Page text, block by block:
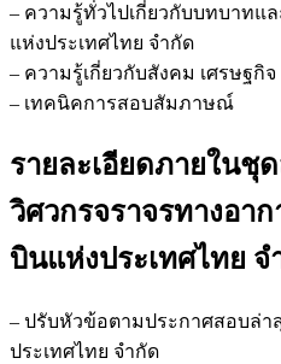
– ความรู้ทั่วไปเกี่ยวกับบทบาทแ
แห่งประเทศไทย จำกัด
– ความรู้เกี่ยวกับสังคม เศรษฐกิ
– เทคนิคการสอบสัมภาษณ์
รายละเอียดภายในชุ
วิศวกรจราจรทางอา
บินแห่งประเทศไทย จ
– ปรับหัวข้อตามประกาศสอบล่
ประเทศไทย จำกัด